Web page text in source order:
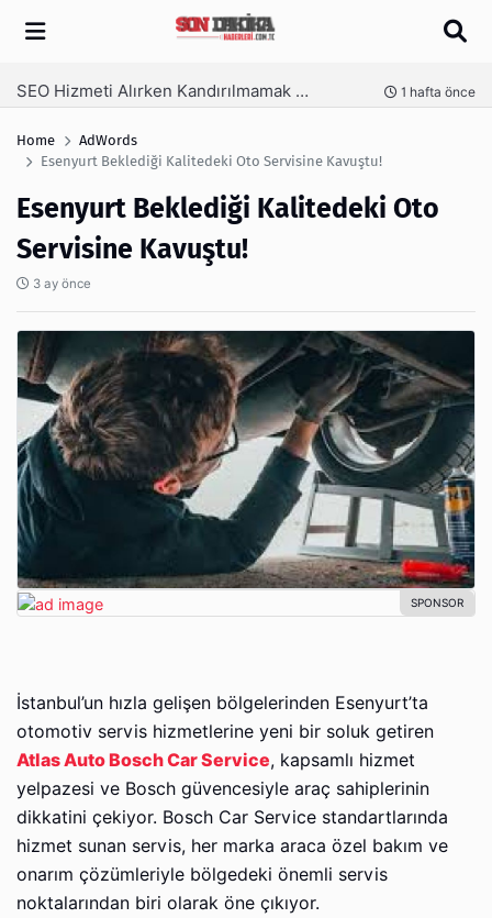
Arama
SEO Hizmeti Alırken Kandırılmamak İçin Bilinmesi Gerekenler 1 hafta önce
Home
AdWords
Esenyurt Beklediği Kalitedeki Oto Servisine Kavuştu!
Esenyurt Beklediği Kalitedeki Oto
Servisine Kavuştu!
3 ay önce
İstanbul’un hızla gelişen bölgelerinden Esenyurt’ta
otomotiv servis hizmetlerine yeni bir soluk getiren
Atlas Auto Bosch Car Service, kapsamlı hizmet
yelpazesi ve Bosch güvencesiyle araç sahiplerinin
dikkatini çekiyor. Bosch Car Service standartlarında
hizmet sunan servis, her marka araca özel bakım ve
onarım çözümleriyle bölgedeki önemli servis
noktalarından biri olarak öne çıkıyor.